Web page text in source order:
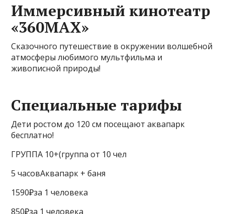
Иммерсивный кинотеатр
«360МАХ»
Сказочного путешествие в окружении волшебной
атмосферы любимого мультфильма и
живописной природы!
Специальные тарифы
Дети ростом до 120 см посещают аквапарк
бесплатно!
ГРУППА 10+(группа от 10 чел
5 часовАквапарк + баня
1590₽за 1 человека
850₽за 1 человека